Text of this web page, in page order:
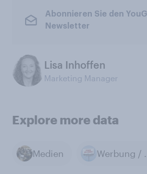
Abonnieren Sie den
Newsletter
Lisa Inhoffen
Marketing Manager
Explore more data
Medien